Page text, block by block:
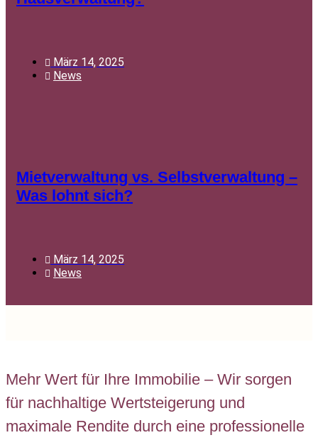
März 14, 2025
News
Mietverwaltung vs. Selbstverwaltung –
Was lohnt sich?
März 14, 2025
News
Mehr Wert für Ihre Immobilie – Wir sorgen
für nachhaltige Wertsteigerung und
maximale Rendite durch eine professionelle